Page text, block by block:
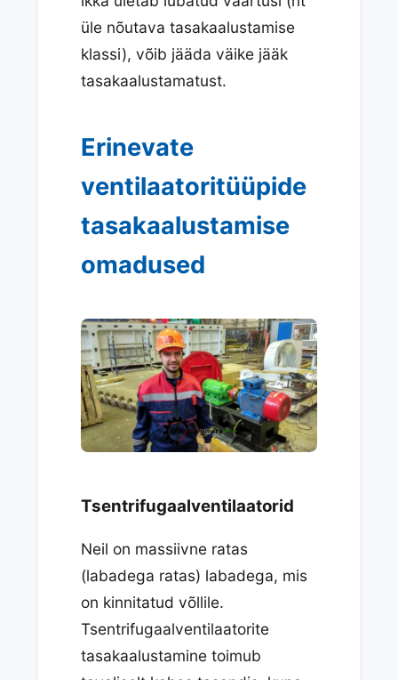
üle nõutava tasakaalustamise
klassi), võib jääda väike jääk
tasakaalustamatust.
Erinevate
ventilaatoritüüpide
tasakaalustamise
omadused
Tsentrifugaalventilaatorid
Neil on massiivne ratas
(labadega ratas) labadega, mis
on kinnitatud võllile.
Tsentrifugaalventilaatorite
tasakaalustamine toimub